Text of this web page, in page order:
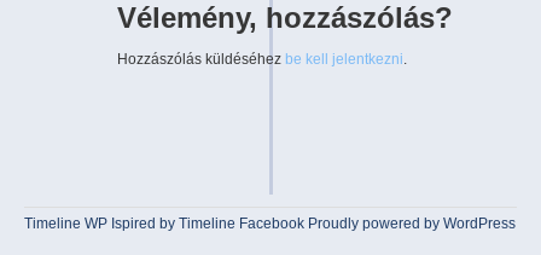
Vélemény, hozzászólás?
Hozzászólás küldéséhez be kell jelentkezni.
Timeline WP Ispired byTimeline Facebook Proudly powered by WordPress